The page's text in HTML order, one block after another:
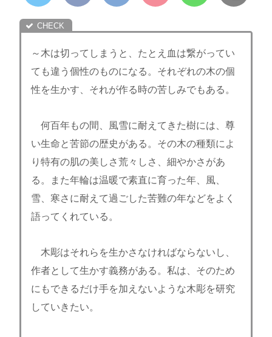
～木は切ってしまうと、たとえ血は繋がってい
ても違う個性のものになる。それぞれの木の個
性を生かす、それが作る時の苦しみでもある。
何百年もの間、風雪に耐えてきた樹には、尊
い生命と苦節の歴史がある。その木の種類によ
り特有の肌の美しさ荒々しさ、細やかさがあ
る。また年輪は温暖で素直に育った年、風、
雪、寒さに耐えて過ごした苦難の年などをよく
語ってくれている。
木彫はそれらを生かさなければならないし、
作者として生かす義務がある。私は、そのため
にもできるだけ手を加えないような木彫を研究
していきたい。